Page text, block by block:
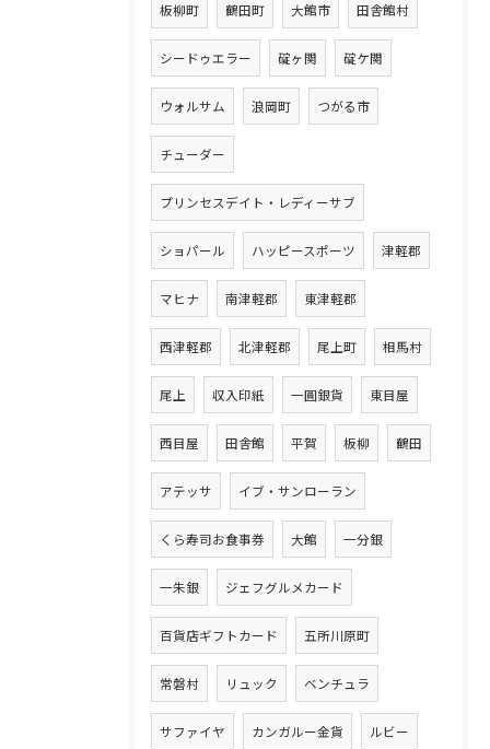
板柳町 鶴田町 大館市 田舎館村
シードゥエラー 碇ヶ関 碇ケ関
ウォルサム 浪岡町 つがる市
チューダー
プリンセスデイト・レディーサブ
ショパール ハッピースポーツ 津軽郡
マヒナ 南津軽郡 東津軽郡
西津軽郡 北津軽郡 尾上町 相馬村
尾上 収入印紙 一圓銀貨 東目屋
西目屋 田舎館 平賀 板柳 鶴田
アテッサ イブ・サンローラン
くら寿司お食事券 大館 一分銀
一朱銀 ジェフグルメカード
百貨店ギフトカード 五所川原町
常磐村 リュック ベンチュラ
サファイヤ カンガルー金貨 ルビー